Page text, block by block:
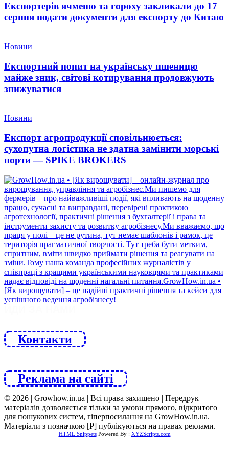
Експортерів ячменю та гороху закликали до 17
серпня подати документи для експорту до Китаю
Новини
Експортний попит на українську пшеницю
майже зник, світові котирування продовжують
знижуватися
Новини
Експорт агропродукції сповільнюється:
сухопутна логістика не здатна замінити морські
порти — SPIKE BROKERS
Контакти
Реклама на сайті
© 2026 | Growhow.in.ua | Всі права захищено | Передрук
матеріалів дозволяється тільки за умови прямого, відкритого
для пошукових систем, гіперпосилання на GrowHow.in.ua.
Матеріали з позначкою [Р] публікуються на правах реклами.
HTML SnippetsPowered By : XYZScripts.com